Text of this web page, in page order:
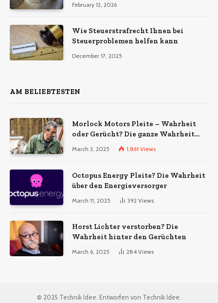
Gewerbeimmobilie
February 12, 2026
Wie Steuerstrafrecht Ihnen bei
Steuerproblemen helfen kann
December 17, 2025
AM BELIEBTESTEN
Morlock Motors Pleite – Wahrheit
oder Gerücht? Die ganze Wahrheit
über das Unternehmen
March 3, 2025 1,861 Views
Octopus Energy Pleite? Die Wahrheit
über den Energieversorger
March 11, 2025 392 Views
Horst Lichter verstorben? Die
Wahrheit hinter den Gerüchten
March 6, 2025 284 Views
© 2025 Technik Idee. Entworfen von Technik Idee.